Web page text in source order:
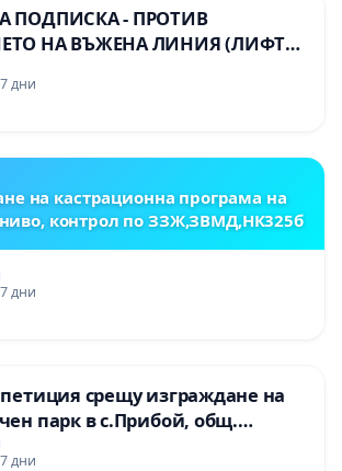
ПОДПИСКА - ПРОТИВ
НА ВЪЖЕНА ЛИНИЯ (ЛИФТ)
НА ПРИРОДНА
„ХЪЛМ НА
(БУНАРДЖИК)
дни
на кастрационна програма на
контрол по ЗЗЖ,ЗВМД,НК325б
дни
срещу изграждане на
парк в с.Прибой, общ.
дни